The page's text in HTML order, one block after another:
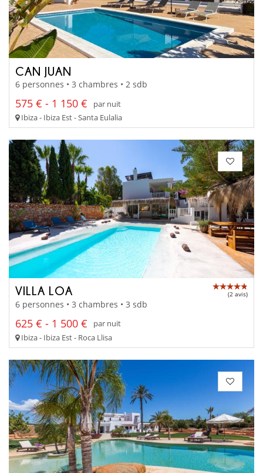
CAN JUAN
6 personnes • 3 chambres • 2 sdb
575 € - 1 150 €
par nuit
Ibiza - Ibiza Est - Santa Eulalia
VILLA LOA (2 avis)
6 personnes • 3 chambres • 3 sdb
625 € - 1 500 €
par nuit
Ibiza - Ibiza Est - Roca Llisa